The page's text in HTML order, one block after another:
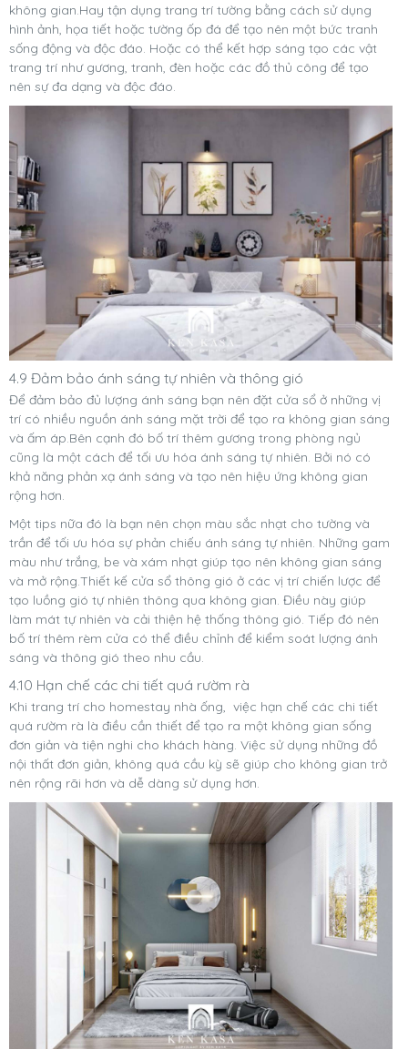
không gian.Hay tận dụng trang trí tường bằng cách sử dụng
hình ảnh, họa tiết hoặc tường ốp đá để tạo nên một bức tranh
sống động và độc đáo. Hoặc có thể kết hợp sáng tạo các vật
trang trí như gương, tranh, đèn hoặc các đồ thủ công để tạo
nên sự đa dạng và độc đáo.
4.9 Đảm bảo ánh sáng tự nhiên và thông gió
Để đảm bảo đủ lượng ánh sáng bạn nên đặt cửa sổ ở những vị
trí có nhiều nguồn ánh sáng mặt trời để tạo ra không gian sáng
và ấm áp.Bên cạnh đó bố trí thêm gương trong phòng ngủ
cũng là một cách để tối ưu hóa ánh sáng tự nhiên. Bởi nó có
khả năng phản xạ ánh sáng và tạo nên hiệu ứng không gian
rộng hơn.
Một tips nữa đó là bạn nên chọn màu sắc nhạt cho tường và
trần để tối ưu hóa sự phản chiếu ánh sáng tự nhiên. Những gam
màu như trắng, be và xám nhạt giúp tạo nên không gian sáng
và mở rộng.Thiết kế cửa sổ thông gió ở các vị trí chiến lược để
tạo luồng gió tự nhiên thông qua không gian. Điều này giúp
làm mát tự nhiên và cải thiện hệ thống thông gió. Tiếp đó nên
bố trí thêm rèm cửa có thể điều chỉnh để kiểm soát lượng ánh
sáng và thông gió theo nhu cầu.
4.10 Hạn chế các chi tiết quá rườm rà
Khi trang trí cho homestay nhà ống, việc hạn chế các chi tiết
quá rườm rà là điều cần thiết để tạo ra một không gian sống
đơn giản và tiện nghi cho khách hàng. Việc sử dụng những đồ
nội thất đơn giản, không quá cầu kỳ sẽ giúp cho không gian trở
nên rộng rãi hơn và dễ dàng sử dụng hơn.